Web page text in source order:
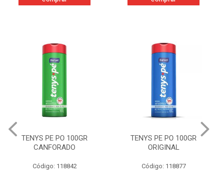
TENYS PE PO 100GR
CANFORADO
Código: 118842
TENYS PE PO 100GR
ORIGINAL
Código: 118877